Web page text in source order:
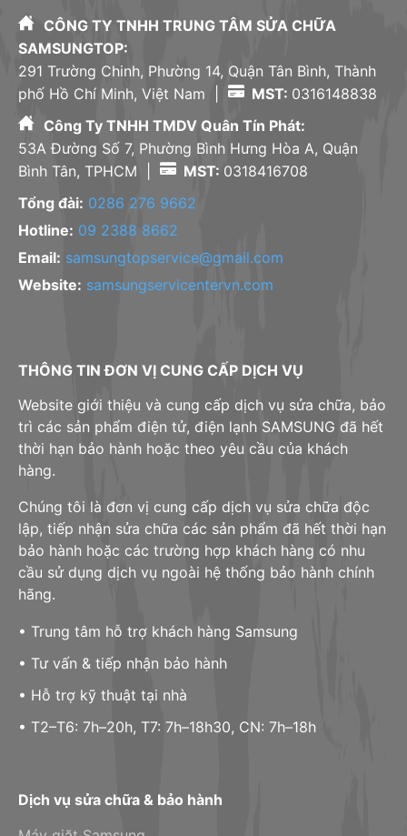
CÔNG TY TNHH TRUNG TÂM SỬA CHỮA
SAMSUNGTOP:
291 Trường Chinh, Phường 14, Quận Tân Bình, Thành
phố Hồ Chí Minh, Việt Nam |
MST: 0316148838
Công Ty TNHH TMDV Quân Tín Phát:
53A Đường Số 7, Phường Bình Hưng Hòa A, Quận
Bình Tân, TPHCM |
MST: 0318416708
Tổng đài: 0286 276 9662
Hotline: 09 2388 8662
Email: samsungtopservice@gmail.com
Website: samsungservicentervn.com
THÔNG TIN ĐƠN VỊ CUNG CẤP DỊCH VỤ
Website giới thiệu và cung cấp dịch vụ sửa chữa, bảo
trì các sản phẩm điện tử, điện lạnh SAMSUNG đã hết
thời hạn bảo hành hoặc theo yêu cầu của khách
hàng.
Chúng tôi là đơn vị cung cấp dịch vụ sửa chữa độc
lập, tiếp nhận sửa chữa các sản phẩm đã hết thời hạn
bảo hành hoặc các trường hợp khách hàng có nhu
cầu sử dụng dịch vụ ngoài hệ thống bảo hành chính
hãng.
• Trung tâm hỗ trợ khách hàng Samsung
• Tư vấn & tiếp nhận bảo hành
• Hỗ trợ kỹ thuật tại nhà
• T2–T6: 7h–20h, T7: 7h–18h30, CN: 7h–18h
Dịch vụ sửa chữa & bảo hành